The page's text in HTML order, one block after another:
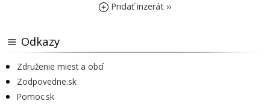
Pridať inzerát ››
Odkazy
Združenie miest a obcí
Zodpovedne.sk
Pomoc.sk